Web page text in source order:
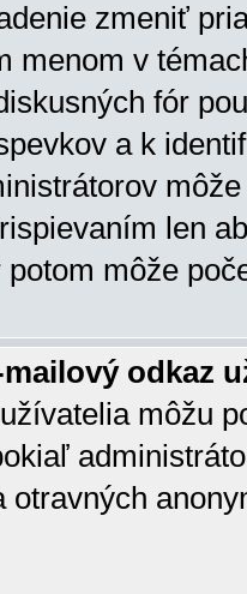
zmeniť
menom v
fór
a k
len
môže
odkaz
môžu